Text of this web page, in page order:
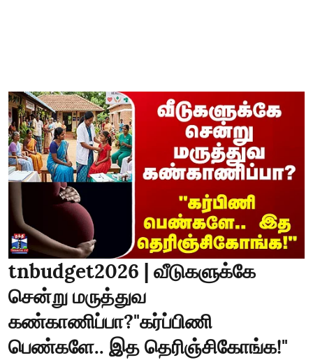
tnbudget2026 | வீடுகளுக்கே
சென்று மருத்துவ
கண்காணிப்பா?"கர்ப்பிணி
பெண்களே.. இத தெரிஞ்சிகோங்க!"